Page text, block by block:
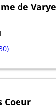
de Varye
Coeur